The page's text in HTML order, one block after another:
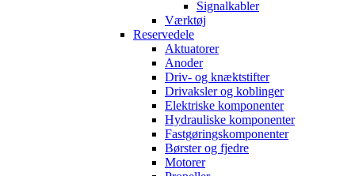
Signalkabler
Værktøj
Reservedele
Aktuatorer
Anoder
Driv- og knæktstifter
Drivaksler og koblinger
Elektriske komponenter
Hydrauliske komponenter
Fastgøringskomponenter
Børster og fjedre
Motorer